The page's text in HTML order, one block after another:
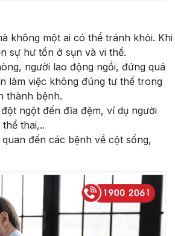
không một ai có thể tránh khỏi. Khi
sự hư tổn ở sụn và vi thể.
người lao động ngồi, đứng quá
làm việc không đúng tư thế trong
thành bệnh.
ngột đến đĩa đệm, ví dụ người
thai,..
đến các bệnh về cột sống,